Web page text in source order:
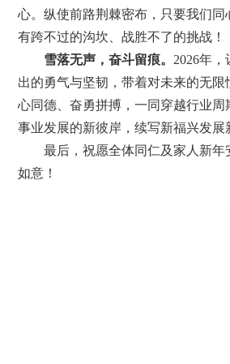
心。纵使前路荆棘密布，只要我们同
有跨不过的沟坎 、战胜不了的挑战！
雪落无声，奋斗留痕。 2026年
出的勇气与坚韧，带着对未来的无限
心同德、奋勇拼搏，一同穿越行业周
事业发展的新彼岸，续写新福兴发展
最后，祝愿全体同仁及家人新
如意！